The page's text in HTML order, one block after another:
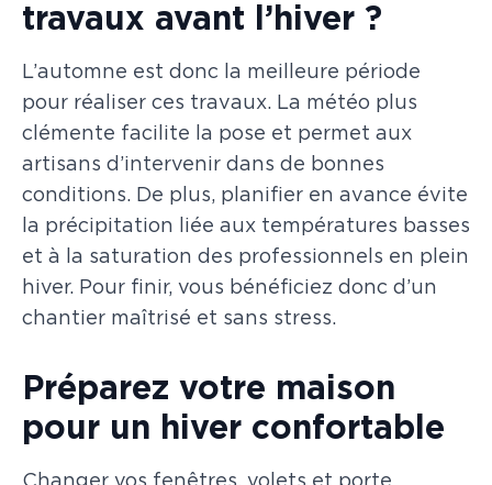
travaux avant l’hiver ?
L’automne est donc la meilleure période
pour réaliser ces travaux. La météo plus
clémente facilite la pose et permet aux
artisans d’intervenir dans de bonnes
conditions. De plus, planifier en avance évite
la précipitation liée aux températures basses
et à la saturation des professionnels en plein
hiver. Pour finir, vous bénéficiez donc d’un
chantier maîtrisé et sans stress.
Préparez votre maison
pour un hiver confortable